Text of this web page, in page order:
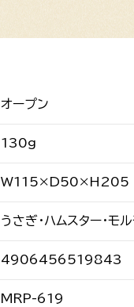
オープン
130g
W115×D50×H205
うさぎ・ハムスター・モ
4906456519843
MRP-619